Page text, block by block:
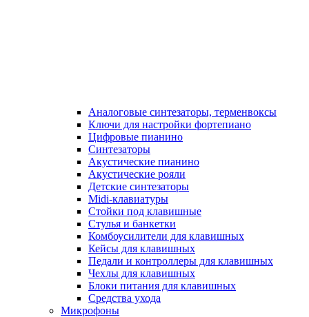
Аналоговые синтезаторы, терменвоксы
Ключи для настройки фортепиано
Цифровые пианино
Синтезаторы
Акустические пианино
Акустические рояли
Детские синтезаторы
Midi-клавиатуры
Стойки под клавишные
Стулья и банкетки
Комбоусилители для клавишных
Кейсы для клавишных
Педали и контроллеры для клавишных
Чехлы для клавишных
Блоки питания для клавишных
Средства ухода
Микрофоны